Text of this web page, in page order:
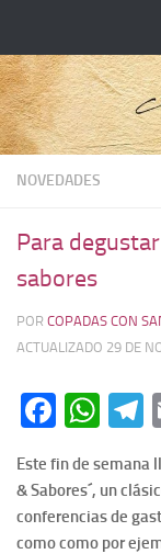
NOVEDADES
Para
sabores
POR COPADAS CON
ACTUALIZADO 29 DE
Este fin de semana
& Sabores´, un
conferencias de
como como por